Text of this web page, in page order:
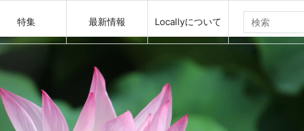
特集 最新情報 Locallyについて